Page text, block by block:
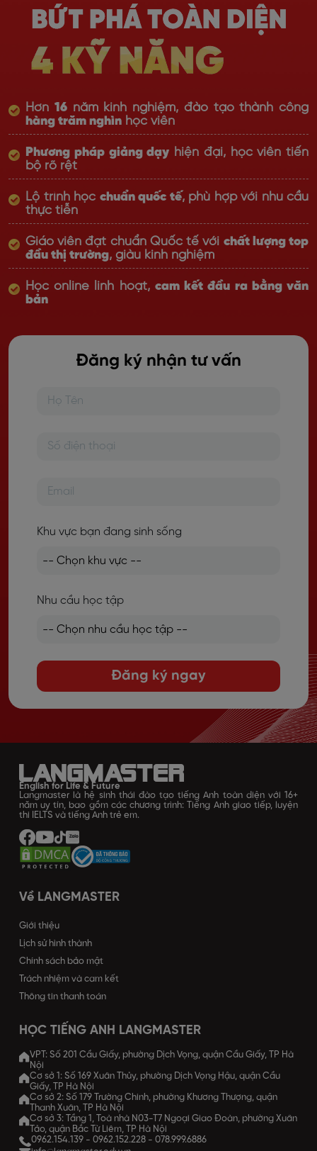
Hơn 16năm kinh nghiệm, đào tạo thành công
hàng trăm nghìn học viên
Phương pháp giảng dạy hiện đại, học viên tiến
bộ rõ rệt
Lộ trình học chuẩn quốc tế, phù hợp với nhu cầu
thực tiễn
Giáo viên đạt chuẩn Quốc tế với chất lượng top
đầu thị trường, giàu kinh nghiệm
Học online linh hoạt, cam kết đầu ra bằng văn
bản
Đăng ký nhận tư vấn
Khu vực bạn đang sinh sống
Nhu cầu học tập
Đăng ký ngay
English for Life & Future
Langmaster là hệ sinh thái đào tạo tiếng Anh toàn diện với 16+
năm uy tín, bao gồm các chương trình: Tiếng Anh giao tiếp, luyện
thi IELTS và tiếng Anh trẻ em.
Về LANGMASTER
Giới thiệu
Lịch sử hình thành
Chính sách bảo mật
Trách nhiệm và cam kết
Thông tin thanh toán
HỌC TIẾNG ANH LANGMASTER
VPT: Số 201 Cầu Giấy, phường Dịch Vọng, quận Cầu Giấy, TP Hà
Nội
Cơ sở 1: Số 169 Xuân Thủy, phường Dịch Vọng Hậu, quận Cầu
Giấy, TP Hà Nội
Cơ sở 2: Số 179 Trường Chinh, phường Khương Thượng, quận
Thanh Xuân, TP Hà Nội
Cơ sở 3: Tầng 1, Toà nhà N03-T7 Ngoại Giao Đoàn, phường Xuân
Tảo, quận Bắc Từ Liêm, TP Hà Nội
0962.154.139 - 0962.152.228 - 078.999.6886